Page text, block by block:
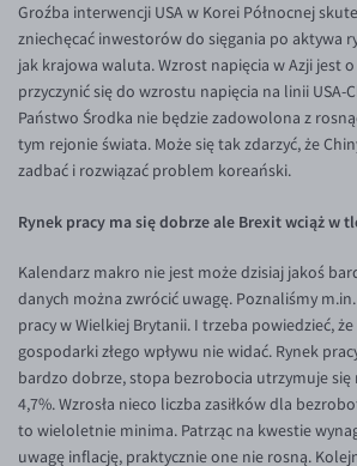
SGD/PLN
TRY/PLN
ZAR/PLN
EUR/USD
EUR/GBP
EUR/CHF
EUR/CZK
EUR/DKK
EUR/NOK
EUR/SEK
EUR/AUD
Groźba interwencji USA w Korei Północnej
zniechęcać inwestorów do sięgania po aktywa
jak krajowa waluta. Wzrost napięcia w Azji jest
przyczynić się do wzrostu napięcia na linii USA-
Państwo Środka nie będzie zadowolona z
tym rejonie świata. Może się tak zdarzyć, że
zadbać i rozwiązać problem koreański.
Rynek pracy ma się dobrze ale Brexit wciąż w
Kalendarz makro nie jest może dzisiaj jakoś
danych można zwrócić uwagę. Poznaliśmy
pracy w Wielkiej Brytanii. I trzeba powiedzieć,
gospodarki złego wpływu nie widać. Rynek
bardzo dobrze, stopa bezrobocia utrzymuje
4,7%. Wzrosła nieco liczba zasiłków dla
to wieloletnie minima. Patrząc na kwestie
uwagę inflację, praktycznie one nie rosną.